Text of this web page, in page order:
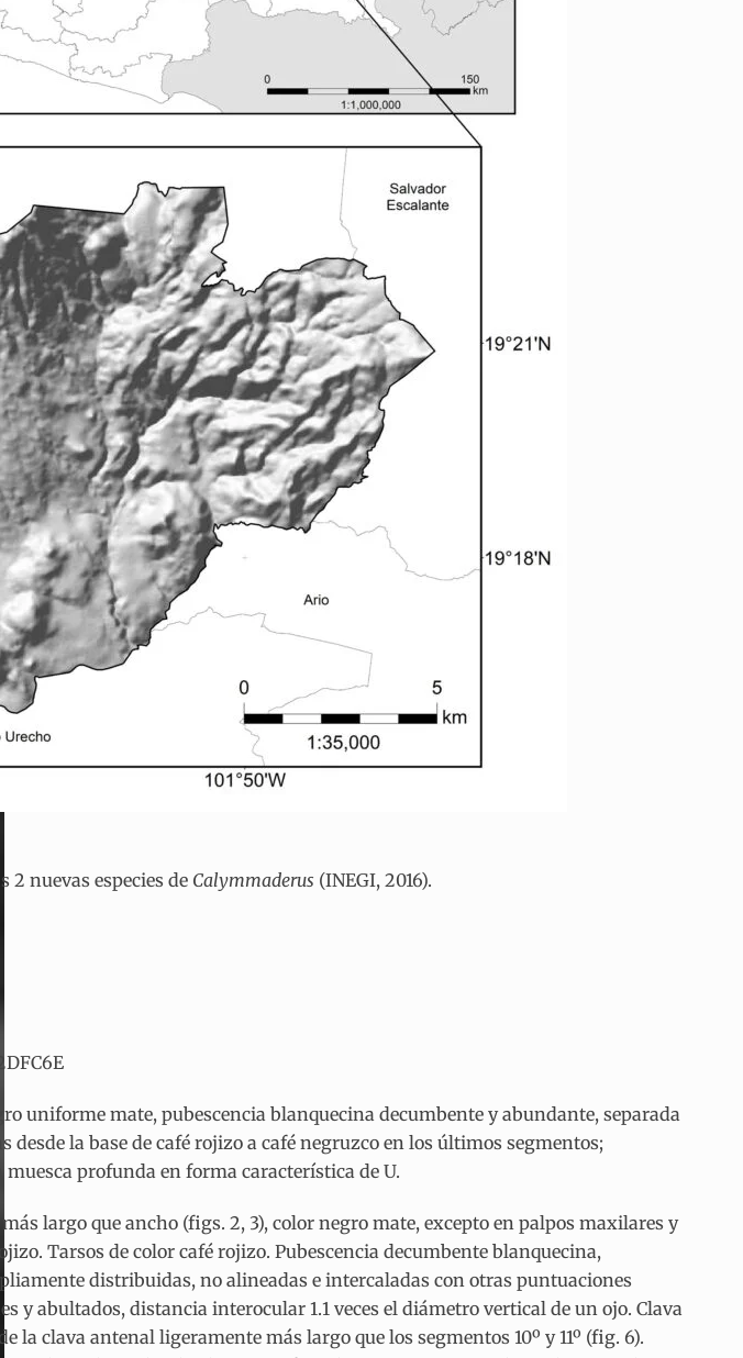
2 nuevas especies de Calymmaderus (INEGI, 2016).
uniforme mate, pubescencia blanquecina decumbente y abundante, separada
desde la base de café rojizo a café negruzco en los últimos segmentos;
muesca profunda en forma característica de U.
largo que ancho (figs. 2, 3), color negro mate, excepto en palpos maxilares y
Tarsos de color café rojizo. Pubescencia decumbente blanquecina,
distribuidas, no alineadas e intercaladas con otras puntuaciones
y abultados, distancia interocular 1.1 veces el diámetro vertical de un ojo. Clava
la clava antenal ligeramente más largo que los segmentos 10º y 11º (fig. 6).